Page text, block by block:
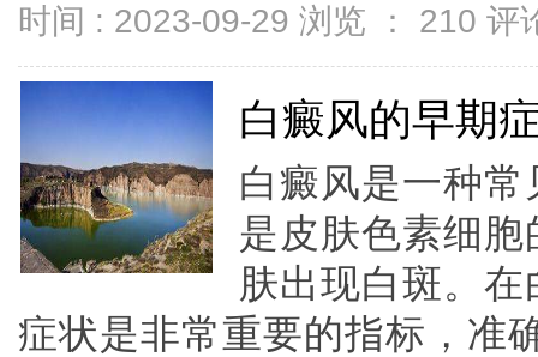
时间 : 2023-09-29 浏览 ： 210 评
白癜风的早期
白癜风是一种
是皮肤色素细
肤出现白斑。
症状是非常重要的指标，准